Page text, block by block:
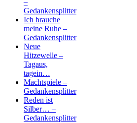
–
Gedankensplitter
Ich brauche
meine Ruhe –
Gedankensplitter
Neue
Hitzewelle –
Tagaus,
tagein…
Machtspiele –
Gedankensplitter
Reden ist
Silber… –
Gedankensplitter